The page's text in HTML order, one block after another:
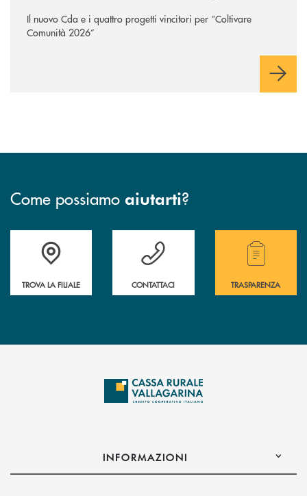
Il nuovo Cda e i quattro progetti vincitori per “Coltivare
Comunità 2026”
Come possiamo aiutarti?
Accedi all' elenco completo delle filiali .
TROVA LA FILIALE
Hai bisogno di assistenza immediata?
CONTATTACI
Hai bisogno di
TRASPARENZA
INFORMAZIONI